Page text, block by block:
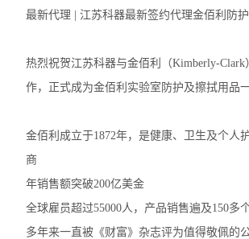
美墨尔特（Memmert）
赛默飞
最新代理 | 江苏科器最新签约代理金佰利防
热烈祝贺江苏科器与金佰利（Kimberly-
作，正式成为金佰利实验室防护及擦拭用品
金佰利成立于1872年，是健康、卫生及个人
商
年销售额突破200亿美金
全球雇员超过55000人，产品销售遍及150多
多年来一直被《财富》杂志评为值得敬佩的